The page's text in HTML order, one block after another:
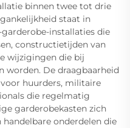
binnen twee tot drie
staat in
installaties die
constructietijden van
wijzigingen die bij
worden. De draagbaarheid
huurders, militaire
die regelmatig
garderobekasten zich
onderdelen die